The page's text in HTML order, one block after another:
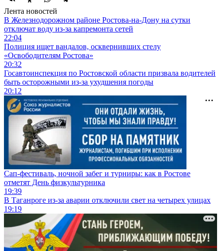
Лента новостей
В Железнодорожном районе Ростова-на-Дону на сутки
отключат воду из-за капремонта сетей
22:04
Полиция ищет вандалов, осквернивших стелу
«Освободителям Ростова»
20:32
Госавтоинспекция по Ростовской области призвала водителей
быть осторожными из-за ухудшения погоды
20:12
Сап-фестиваль, ночной забег и турниры: как в Ростове
отметят День физкультурника
19:39
В Таганроге из-за аварии отключили свет на четырех улицах
19:19